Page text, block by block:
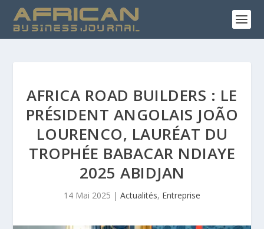
AFRICA ROAD BUILDERS : LE
PRÉSIDENT ANGOLAIS JOÃO
LOURENCO, LAURÉAT DU
TROPHÉE BABACAR NDIAYE
2025 ABIDJAN
14 Mai 2025 | Actualités, Entreprise